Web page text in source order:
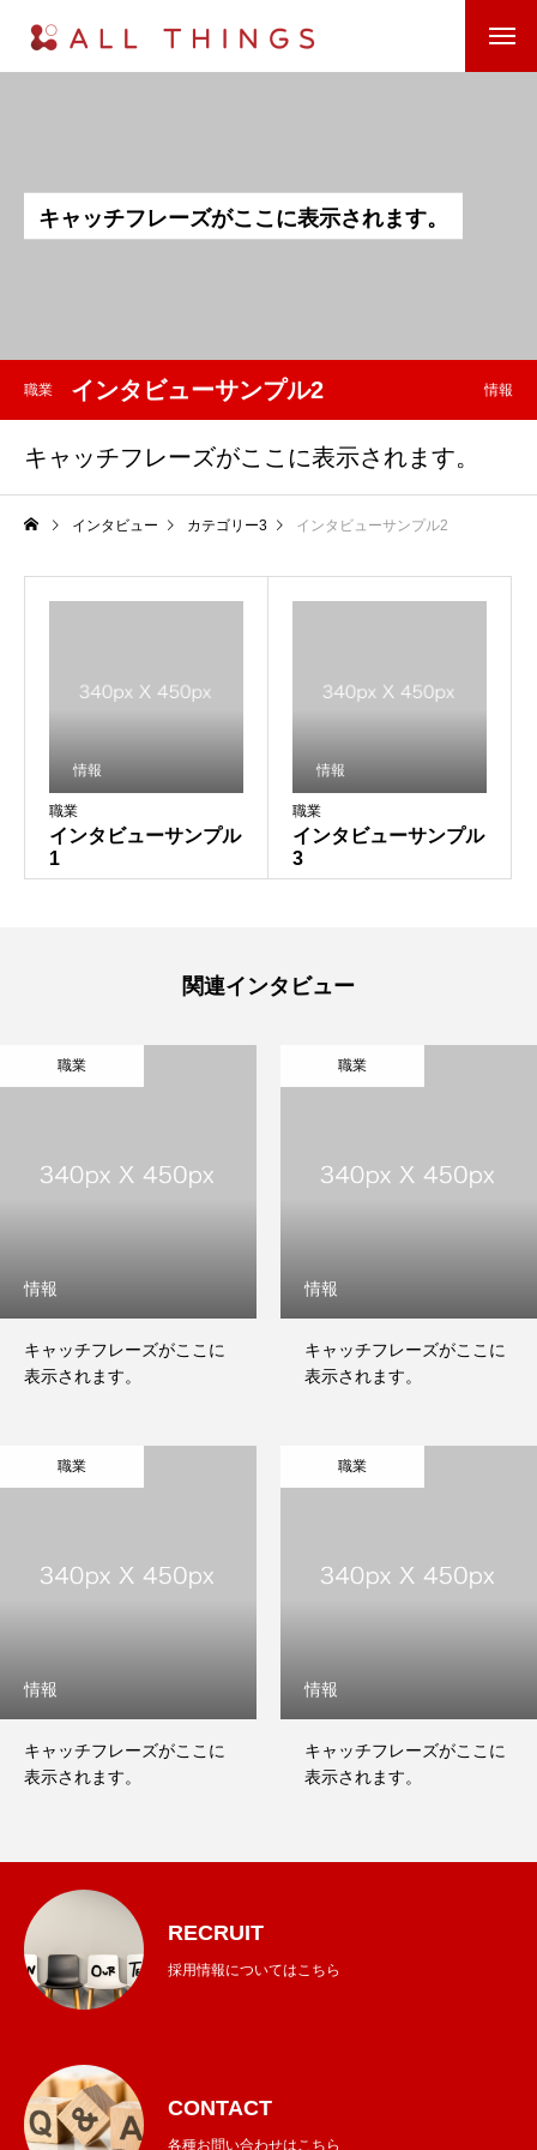
キャ ッチフレーズがこ こ に表示されます。
職業 インタビューサンプル2 情報
キャッチフレーズがここに表示されます。
インタビュー カテゴリー3 インタビューサンプル2
職業
インタビューサンプル
1
情報
職業
インタビューサンプル
3
情報
関連インタビュー
職業
情報
キャッチフレーズがここに
表示されます。
職業
情報
キャッチフレーズがここに
表示されます。
職業
情報
キャッチフレーズがここに
表示されます。
職業
情報
キャッチフレーズがここに
表示されます。
RECRUIT
採用情報についてはこちら
CONTACT
各種お問い合わせはこちら